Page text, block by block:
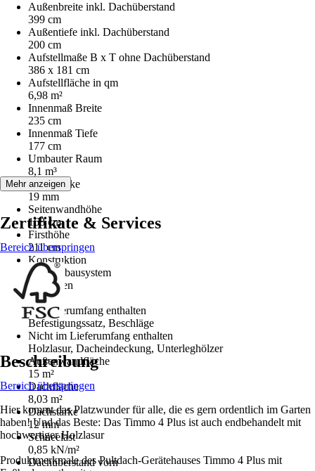
Außenbreite inkl. Dachüberstand
399 cm
Außentiefe inkl. Dachüberstand
200 cm
Aufstellmaße B x T ohne Dachüberstand
386 x 181 cm
Aufstellfläche in qm
6,98 m²
Innenmaß Breite
235 cm
Innenmaß Tiefe
177 cm
Umbauter Raum
8,1 m³
Wandstärke
19 mm
Seitenwandhöhe
168 cm
Firsthöhe
211 cm
Konstruktion
Elementbausystem
Fußboden
Ja
Im Lieferumfang enthalten
Befestigungssatz, Beschläge
Nicht im Lieferumfang enthalten
Holzlasur, Dacheindeckung, Unterleghölzer
Außenwandfläche
15 m²
Dachfläche
8,03 m²
Dachstärke
12 mm
Schneelast
0,85 kN/m²
Dachüberstand vorn
Mehr anzeigen
Zertifikate & Services
Bereich überspringen
Beschreibung
Bereich überspringen
Hier kommt das Platzwunder für alle, die es gern ordentlich im Garten
haben! Und das Beste: Das Timmo 4 Plus ist auch endbehandelt mit
hochwertiger Holzlasur
Produktmerkmale des Pultdach-Gerätehauses Timmo 4 Plus mit